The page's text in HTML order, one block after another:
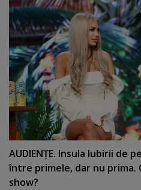
AUDIENŢE. Insula Iubirii de
între primele, dar nu prima.
show?